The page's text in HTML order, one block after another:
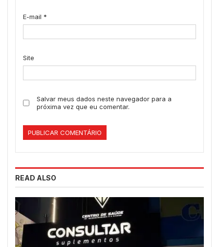
E-mail *
Site
Salvar meus dados neste navegador para a
próxima vez que eu comentar.
READ ALSO